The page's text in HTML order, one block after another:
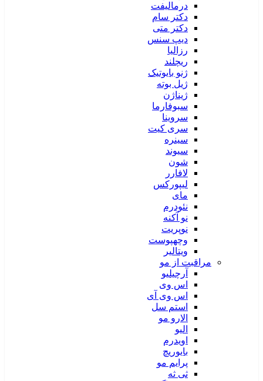
درمالیفت
دکتر سام
دکتر متی
دیپ سنس
رزالیا
ریچلند
ژنو بایوتیک
ژیل بوته
ژیناژن
سبوفارما
سروینا
سری کیت
سینره
سیوند
شون
لافارر
لیپورکس
مای
نئودرم
نو آکنه
نوپریت
وچهپوست
ویتالیر
مراقبت از مو
آرچیلیو
اس وی
اس وی آی
استم سل
الارو مو
الیو
اویدرم
بایوریچ
پرایم مو
ثی ثه